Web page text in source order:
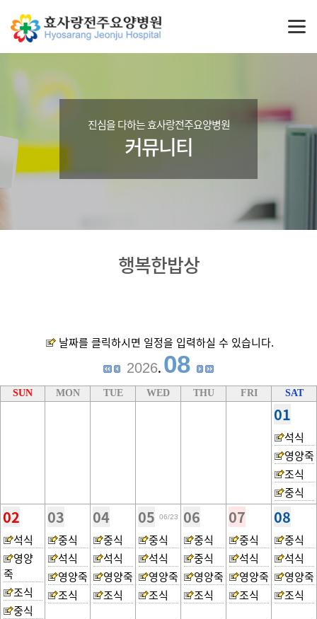
진심을 다하는 효사랑전주요양병원
커뮤니티
행복한밥상
날짜를 클릭하시면 일정을 입력하실 수 있습니다.
2026. 08
SUN MON TUE WED THU FRI SAT
01
석식
영양죽
조식
중식
02
석식
영양
죽
조식
중식
03
중식
석식
영양죽
조식
04
중식
석식
영양죽
조식
05 06/23
중식
석식
영양죽
조식
06
중식
중식
영양죽
조식
07
중식
석식
영양죽
조식
08
중식
석식
영양죽
조식